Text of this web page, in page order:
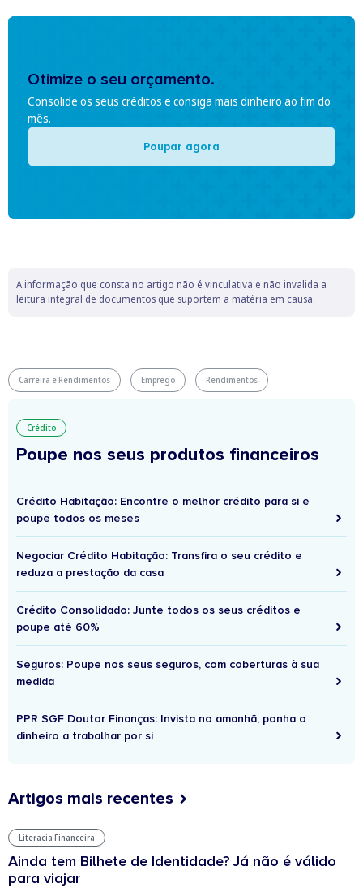
Otimize o seu orçamento.
Consolide os seus créditos e consiga mais dinheiro ao fim do
mês.
Poupar agora
A informação que consta no artigo não é vinculativa e não invalida a
leitura integral de documentos que suportem a matéria em causa.
Carreira e Rendimentos Emprego Rendimentos
Crédito
Poupe nos seus produtos financeiros
Crédito Habitação: Encontre o melhor crédito para si e
poupe todos os meses
Negociar Crédito Habitação: Transfira o seu crédito e
reduza a prestação da casa
Crédito Consolidado: Junte todos os seus créditos e
poupe até 60%
Seguros: Poupe nos seus seguros, com coberturas à sua
medida
PPR SGF Doutor Finanças: Invista no amanhã, ponha o
dinheiro a trabalhar por si
Artigos mais recentes
Literacia Financeira
Ainda tem Bilhete de Identidade? Já não é válido
para viajar